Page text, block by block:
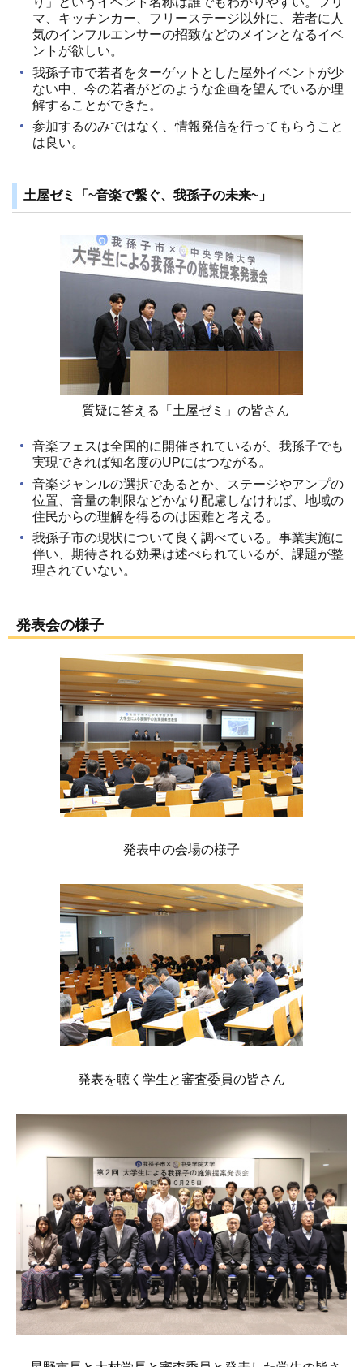
マ、キッチンカー、フリーステージ以外に、若者に人
気のインフルエンサーの招致などのメインとなるイベ
ントが欲しい。
我孫子市で若者をターゲットとした屋外イベントが少
ない中、今の若者がどのような企画を望んでいるか理
解することができた。
参加するのみではなく、情報発信を行ってもらうこと
は良い。
土屋ゼミ「~音楽で繋ぐ、我孫子の未来~」
質疑に答える「土屋ゼミ」の皆さん
音楽フェスは全国的に開催されているが、我孫子でも
実現できれば知名度のUPにはつながる。
音楽ジャンルの選択であるとか、ステージやアンプの
位置、音量の制限などかなり配慮しなければ、地域の
住民からの理解を得るのは困難と考える。
我孫子市の現状について良く調べている。事業実施に
伴い、期待される効果は述べられているが、課題が整
理されていない。
発表会の様子
発表中の会場の様子
発表を聴く学生と審査委員の皆さん